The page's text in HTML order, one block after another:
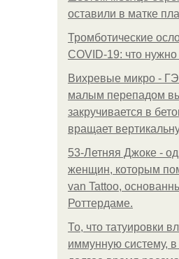
оставили в матке
Тромботические
COVID-19: что нужно
Вихревые микро -
малым перепадом
закручивается в
вращает
53-Летняя Джоке -
женщин, которым
van Tattoo,
Роттердаме.
То, что татуировки
иммунную систему,